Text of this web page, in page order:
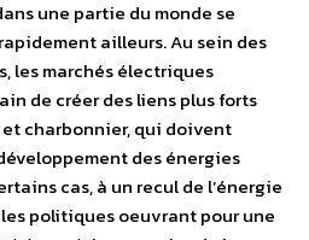
une partie du monde se
ailleurs. Au sein des
les marchés électriques
de créer des liens plus forts
charbonnier, qui doivent
des énergies
cas, à un recul de l’énergie
politiques oeuvrant pour une